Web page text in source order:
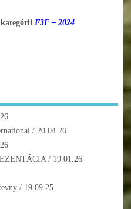
F3F – 2024
/ 20.04.26
/ 19.01.26
/ 19.09.25